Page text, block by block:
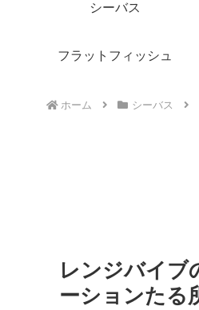
シーバス
フラットフィッシュ
ホーム シーバス
レンジバイブ
ーションたる